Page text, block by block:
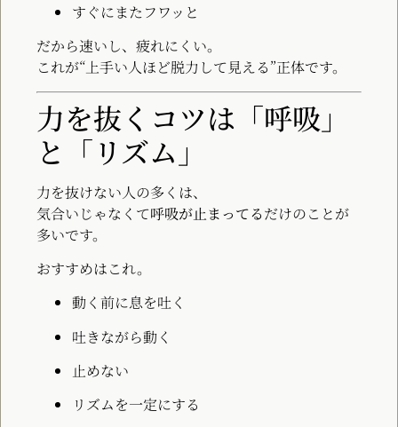
すぐにまたフワッと
だから速いし、疲れにくい。
これが“上手い人ほど脱力して見える”正体です。
力を抜くコツは「呼吸」
と「リズム」
力を抜けない人の多くは、
気合いじゃなくて呼吸が止まってるだけのことが
多いです。
おすすめはこれ。
動く前に息を吐く
吐きながら動く
止めない
リズムを一定にする